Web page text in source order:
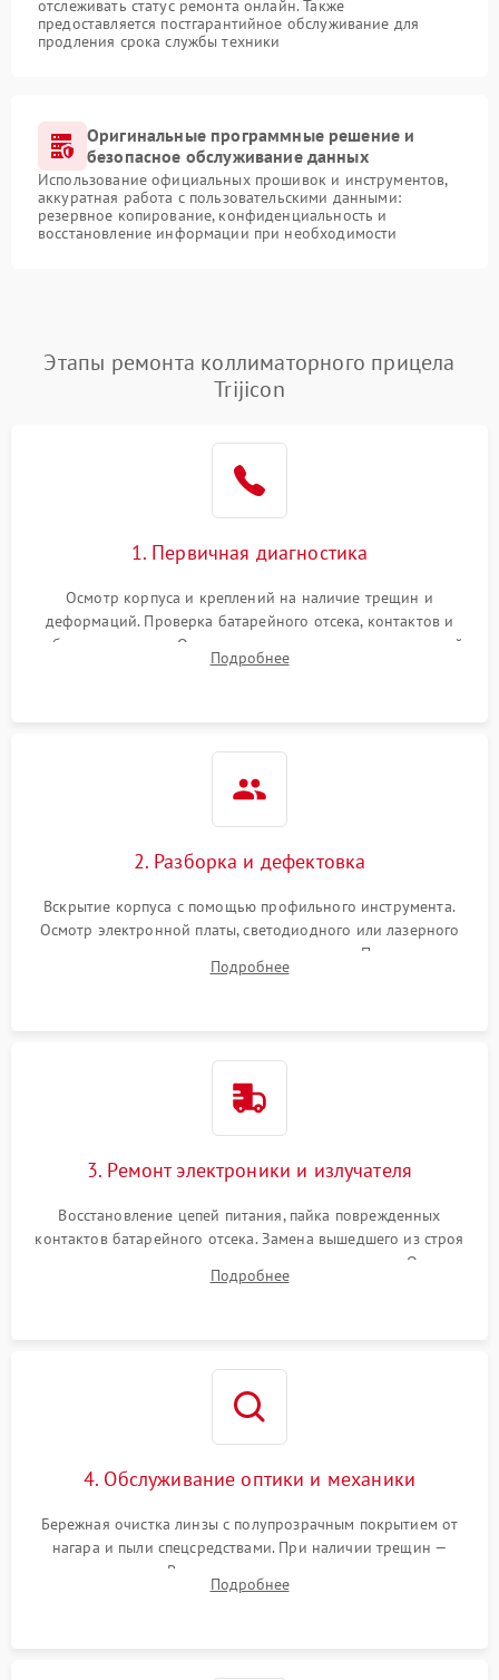
отслеживать статус ремонта онлайн. Также
предоставляется постгарантийное обслуживание для
продления срока службы техники
Оригинальные программные решение и
безопасное обслуживание данных
Использование официальных прошивок и инструментов,
аккуратная работа с пользовательскими данными:
резервное копирование, конфиденциальность и
восстановление информации при необходимости
Этапы ремонта коллиматорного прицела
Trijicon
1. Первичная диагностика
Осмотр корпуса и креплений на наличие трещин и
деформаций. Проверка батарейного отсека, контактов и
работы излучателя. Оценка яркости и четкости прицельной
марки на разных режимах. Выявление проблем с
Подробнее
2. Разборка и дефектовка
Вскрытие корпуса с помощью профильного инструмента.
Осмотр электронной платы, светодиодного или лазерного
излучателя, а также механизма выверки. Проверка
уплотнительных прокладок и выявление следов окисления
Подробнее
3. Ремонт электроники и излучателя
Восстановление цепей питания, пайка поврежденных
контактов батарейного отсека. Замена вышедшего из строя
светодиода или микросхемы управления яркостью. Очистка
платы от коррозии и нанесение защитного лака для
Подробнее
4. Обслуживание оптики и механики
Бережная очистка линзы с полупрозрачным покрытием от
нагара и пыли спецсредствами. При наличии трещин —
замена стекла. Восстановление или замена пружин и
резьбовых элементов в механизме ввода поправок для
Подробнее